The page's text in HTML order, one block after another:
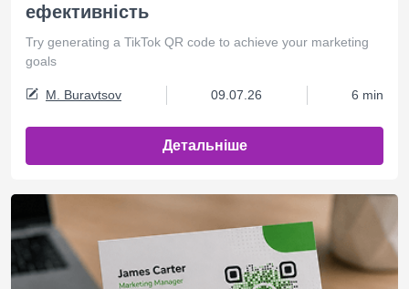
ефективність
Try generating a TikTok QR code to achieve your marketing
goals
M. Buravtsov 09.07.26 6 min
Детальніше